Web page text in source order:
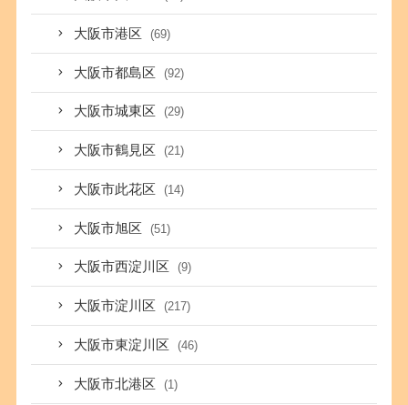
大阪市港区 (69)
大阪市都島区 (92)
大阪市城東区 (29)
大阪市鶴見区 (21)
大阪市此花区 (14)
大阪市旭区 (51)
大阪市西淀川区 (9)
大阪市淀川区 (217)
大阪市東淀川区 (46)
大阪市北港区 (1)